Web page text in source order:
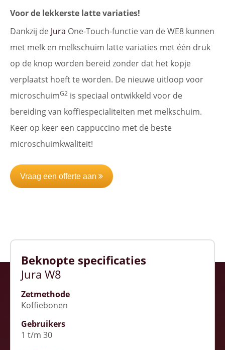
Voor de lekkerste latte variaties!
Dankzij de Jura One-Touch-functie van de WE8 kunnen
met melk en melkschuim latte variaties met één druk
op de knop worden bereid zonder dat het kopje
verplaatst hoeft te worden. De nieuwe uitloop voor
microschuimG2 is speciaal ontwikkeld voor de
bereiding van koffiespecialiteiten met melkschuim.
Keer op keer een cappuccino met de beste
microschuimkwaliteit!
Vraag een offerte aan
Beknopte specificaties
Jura W8
Zetmethode
Koffiebonen
Gebruikers
1 t/m 30